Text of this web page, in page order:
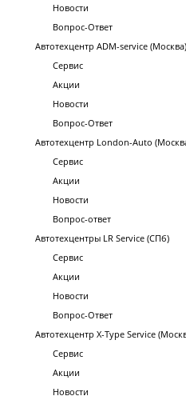
Новости
Вопрос-Ответ
Автотехцентр ADM-service (Москва)
Сервис
Акции
Новости
Вопрос-Ответ
Автотехцентр London-Auto
Сервис
Акции
Новости
Вопрос-ответ
Автотехцентры LR Service (СПб)
Сервис
Акции
Новости
Вопрос-Ответ
Автотехцентр X-Type Service
Сервис
Акции
Новости